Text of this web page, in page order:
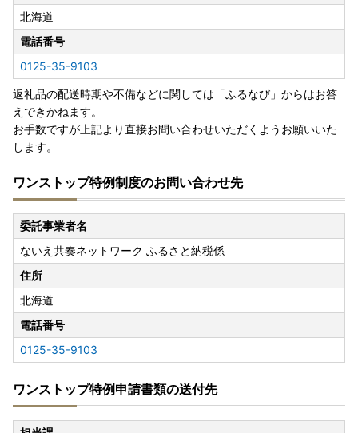
北海道
電話番号
0125-35-9103
返礼品の配送時期や不備などに関しては「ふるなび」からはお答
えできかねます。
お手数ですが上記より直接お問い合わせいただくようお願いいた
します。
ワンストップ特例制度のお問い合わせ先
委託事業者名
ないえ共奏ネットワーク ふるさと納税係
住所
北海道
電話番号
0125-35-9103
ワンストップ特例申請書類の送付先